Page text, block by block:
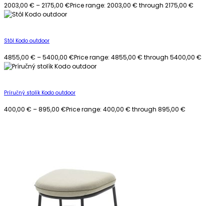
2003,00 € –2175,00 €Price range: 2003,00 € through 2175,00 €
Stôl Kodo outdoor
4855,00 € –5400,00 €Price range: 4855,00 € through 5400,00 €
Príručný stolík Kodo outdoor
400,00 € –895,00 €Price range: 400,00 € through 895,00 €